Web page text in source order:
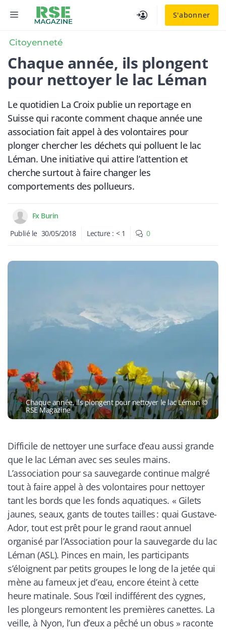
S'abonner
MENU
Citoyenneté
Chaque année, ils plongent
pour nettoyer le lac Léman
Le quotidien La Croix publie un reportage en
Suisse qui raconte comment chaque année une
association fait appel à des volontaires pour
plonger chercher les déchets qui polluent le lac
Léman. Une initiative qui attire l’attention et
cherche surtout à faire changer les
comportements des pollueurs.
Fx Burin
Publié le 30/05/2018 Lecture : < 1 0
Chaque année, ils plongent pour nettoyer le lac Léman ©
RSE Magazine
Difficile de nettoyer une surface d’eau aussi grande
que le lac Léman avec ses seules mains.
L’association pour sa sauvegarde continue malgré
tout à faire appel à des volontaires pour nettoyer
tant les bords que les fonds aquatiques. « Gilets
jaunes, seaux, gants de toutes tailles : quai Gustave-
Ador, tout est prêt pour le grand raout annuel
organisé par l’Association pour la sauvegarde du lac
Léman (ASL). Pinces en main, les participants
s’éloignent par petits groupes le long de la jetée qui
mène au fameux jet d’eau, encore éteint à cette
heure matinale. Sous l’œil indifférent des cygnes,
les plongeurs remontent les premières canettes. La
veille, à Nyon, l’un d’eux a pêché un obus » raconte